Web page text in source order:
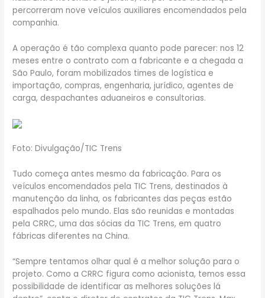
percorreram nove veículos auxiliares encomendados pela
companhia.
A operação é tão complexa quanto pode parecer: nos 12
meses entre o contrato com a fabricante e a chegada a
São Paulo, foram mobilizados times de logística e
importação, compras, engenharia, jurídico, agentes de
carga, despachantes aduaneiros e consultorias.
Foto: Divulgação/TIC Trens
Tudo começa antes mesmo da fabricação. Para os
veículos encomendados pela TIC Trens, destinados à
manutenção da linha, os fabricantes das peças estão
espalhados pelo mundo. Elas são reunidas e montadas
pela CRRC, uma das sócias da TIC Trens, em quatro
fábricas diferentes na China.
“Sempre tentamos olhar qual é a melhor solução para o
projeto. Como a CRRC figura como acionista, temos essa
possibilidade de identificar as melhores soluções lá